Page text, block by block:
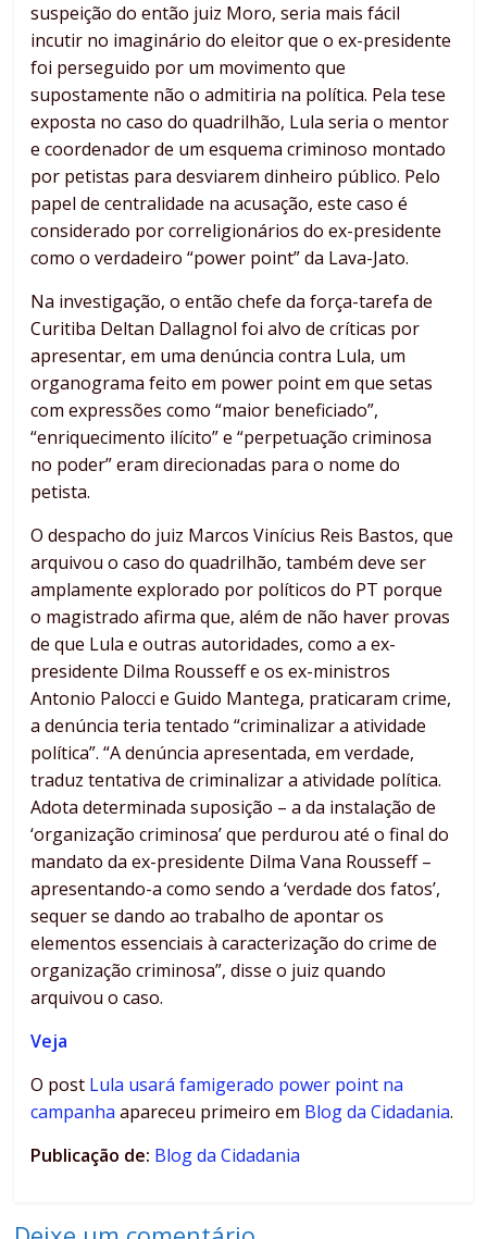
suspeição do então juiz Moro, seria mais fácil
incutir no imaginário do eleitor que o ex-presidente
foi perseguido por um movimento que
supostamente não o admitiria na política. Pela tese
exposta no caso do quadrilhão, Lula seria o mentor
e coordenador de um esquema criminoso montado
por petistas para desviarem dinheiro público. Pelo
papel de centralidade na acusação, este caso é
considerado por correligionários do ex-presidente
como o verdadeiro “power point” da Lava-Jato.
Na investigação, o então chefe da força-tarefa de
Curitiba Deltan Dallagnol foi alvo de críticas por
apresentar, em uma denúncia contra Lula, um
organograma feito em power point em que setas
com expressões como “maior beneficiado”,
“enriquecimento ilícito” e “perpetuação criminosa
no poder” eram direcionadas para o nome do
petista.
O despacho do juiz Marcos Vinícius Reis Bastos, que
arquivou o caso do quadrilhão, também deve ser
amplamente explorado por políticos do PT porque
o magistrado afirma que, além de não haver provas
de que Lula e outras autoridades, como a ex-
presidente Dilma Rousseff e os ex-ministros
Antonio Palocci e Guido Mantega, praticaram crime,
a denúncia teria tentado “criminalizar a atividade
política”. “A denúncia apresentada, em verdade,
traduz tentativa de criminalizar a atividade política.
Adota determinada suposição – a da instalação de
‘organização criminosa’ que perdurou até o final do
mandato da ex-presidente Dilma Vana Rousseff –
apresentando-a como sendo a ‘verdade dos fatos’,
sequer se dando ao trabalho de apontar os
elementos essenciais à caracterização do crime de
organização criminosa”, disse o juiz quando
arquivou o caso.
Veja
O post Lula usará famigerado power point na
campanha apareceu primeiro em Blog da Cidadania.
Publicação de: Blog da Cidadania